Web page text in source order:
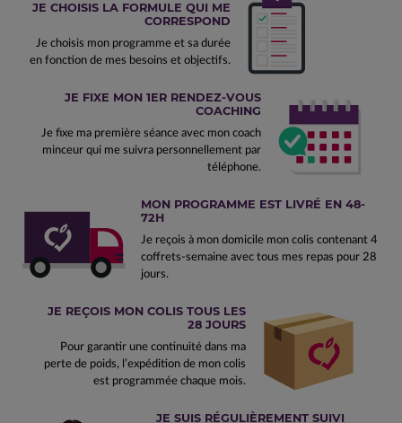
JE CHOISIS LA FORMULE QUI ME
CORRESPOND
Je choisis mon programme et sa durée
en fonction de mes besoins et objectifs.
JE FIXE MON 1ER RENDEZ-VOUS
COACHING
Je fixe ma première séance avec mon coach
minceur qui me suivra personnellement par
téléphone.
MON PROGRAMME EST LIVRÉ EN 48-
72H
Je reçois à mon domicile mon colis contenant 4
coffrets-semaine avec tous mes repas pour 28
jours.
JE REÇOIS MON COLIS TOUS LES
28 JOURS
Pour garantir une continuité dans ma
perte de poids, l’expédition de mon colis
est programmée chaque mois.
JE SUIS RÉGULIÈREMENT SUIVI